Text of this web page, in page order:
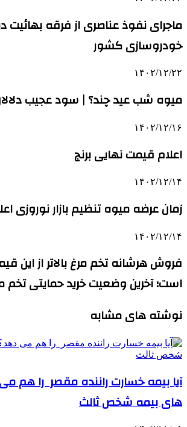
ماجرای نفوذ عناصری از فرقه بهائیت
خودروسازی کشور
۱۴۰۲/۱۲/۲۲
میوه شب عید چند؟ | سود عجیب
۱۴۰۲/۱۲/۱۶
اعلام قیمت نهایی برنج
۱۴۰۲/۱۲/۱۴
زمان عرضه میوه تنظیم بازار نوروزی
۱۴۰۲/۱۲/۱۴
فروش هرشانه تخم مرغ بالاتر از این
است؛ آخرین وضعیت خرید حمایتی تخم
نوشته های مشابه
آیا بیمه خسارت راننده مقصر را هم
های بیمه شخص ثالث